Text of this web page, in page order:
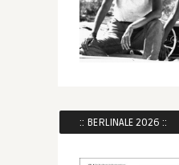
:: BERLINALE 2026 ::